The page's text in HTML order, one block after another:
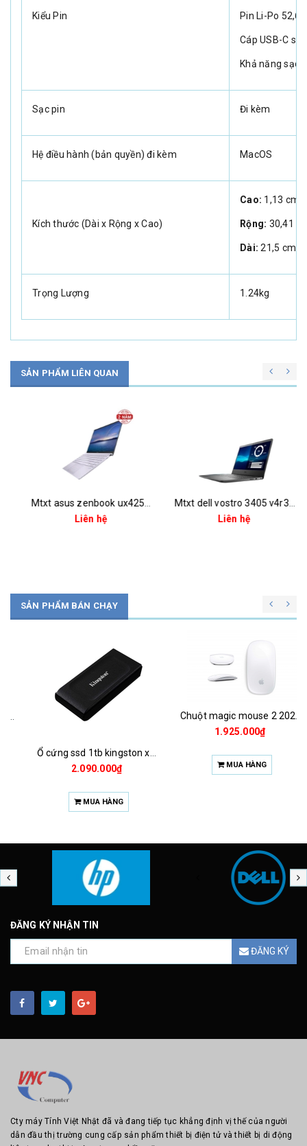
Kiểu Pin Pin Li-Po 52,6
Cáp USB-C
Khả năng sạc
Sạc pin Đi kèm
Hệ điều hành (bản quyền) đi kèm MacOS
Kích thước (Dài x Rộng x Cao)
Cao: 1,13 cm
Rộng: 30,41
Dài: 21,5 cm
Trọng Lượng 1.24kg
SẢN PHẨM LIÊN QUAN
Mtxt asus zenbook ux425ea-bm066t core i5-1135g7/8gb/512gb ssd nvme/14 fhd 300unit/alu/fg/hdmi&rj45 cable/bag/win10/lilac mist
Liên hệ
Mtxt dell vostro 3405 v4r33250u501w-black ryzen 3 3250u/4gb/1tb/14.0" hd/windows10h/black
Liên hệ
SẢN PHẨM BÁN CHẠY
Ổ cứng ssd 1tb kingston xs1000 (bảo hành 3 năm)
2.090.000₫
MUA HÀNG
Chuột magic mouse 2 2021 za/a
1.925.000₫
MUA HÀNG
ĐĂNG KÝ NHẬN TIN
ĐĂNG KÝ
Cty máy Tính Việt Nhật đã và đang tiếp tục khẳng định vị thế của người
dẫn đầu thị trường cung cấp sản phẩm thiết bị điện tử và thiết bị di động